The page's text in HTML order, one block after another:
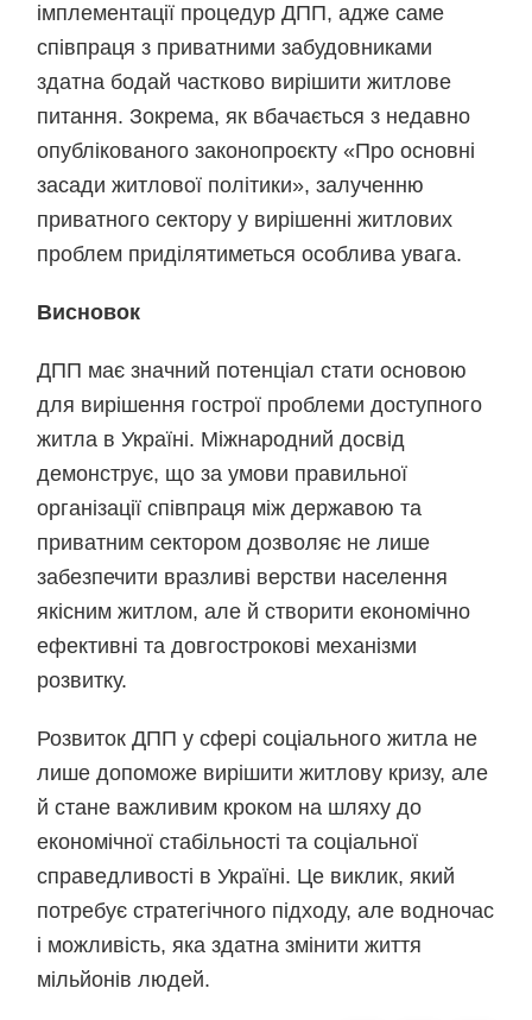
імплементації процедур ДПП, адже саме
співпраця з приватними забудовниками
здатна бодай частково вирішити житлове
питання. Зокрема, як вбачається з недавно
опублікованого законопроєкту «Про основні
засади житлової політики», залученню
приватного сектору у вирішенні житлових
проблем приділятиметься особлива увага.
Висновок
ДПП має значний потенціал стати основою
для вирішення гострої проблеми доступного
житла в Україні. Міжнародний досвід
демонструє, що за умови правильної
організації співпраця між державою та
приватним сектором дозволяє не лише
забезпечити вразливі верстви населення
якісним житлом, але й створити економічно
ефективні та довгострокові механізми
розвитку.
Розвиток ДПП у сфері соціального житла не
лише допоможе вирішити житлову кризу, але
й стане важливим кроком на шляху до
економічної стабільності та соціальної
справедливості в Україні. Це виклик, який
потребує стратегічного підходу, але водночас
і можливість, яка здатна змінити життя
мільйонів людей.